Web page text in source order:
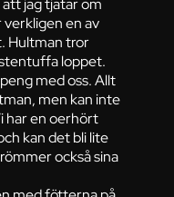
en av
Hultman tror
loppet.
med oss. Allt
men kan inte
har en oerhört
kan det bli lite
också sina